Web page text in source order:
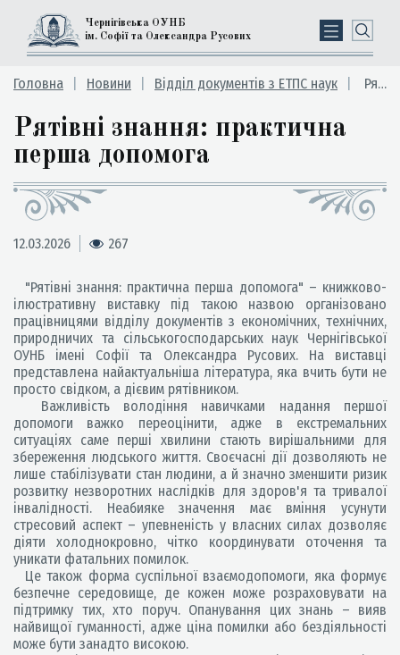
Чернігівська ОУНБ
ім. Софії та Олександра Русових
Головна Новини Відділ документів з ЕТПС наук Рятівні знання: практична перша допомога
Рятівні знання: практична
перша допомога
12.03.2026 267
"Рятівні знання: практична перша допомога" – книжково-
ілюстративну виставку під такою назвою організовано
працівницями відділу документів з економічних, технічних,
природничих та сільськогосподарських наук Чернігівської
ОУНБ імені Софії та Олександра Русових. На виставці
представлена найактуальніша література, яка вчить бути не
просто свідком, а дієвим рятівником.
Важливість володіння навичками надання першої
допомоги важко переоцінити, адже в екстремальних
ситуаціях саме перші хвилини стають вирішальними для
збереження людського життя. Своєчасні дії дозволяють не
лише стабілізувати стан людини, а й значно зменшити ризик
розвитку незворотних наслідків для здоров'я та тривалої
інвалідності. Неабияке значення має вміння усунути
стресовий аспект – упевненість у власних силах дозволяє
діяти холоднокровно, чітко координувати оточення та
уникати фатальних помилок.
Це також форма суспільної взаємодопомоги, яка формує
безпечне середовище, де кожен може розраховувати на
підтримку тих, хто поруч. Опанування цих знань – вияв
найвищої гуманності, адже ціна помилки або бездіяльності
може бути занадто високою.